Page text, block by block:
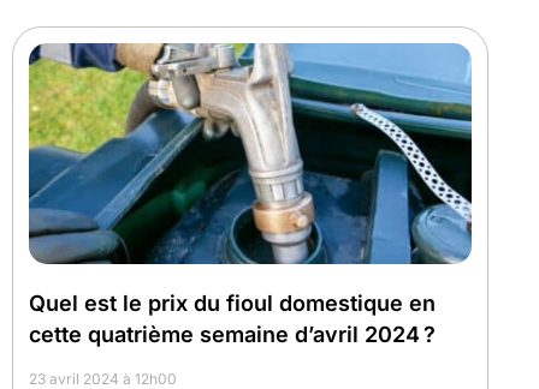
Quel est le prix du fioul domestique en
cette quatrième semaine d’avril 2024 ?
23 avril 2024 à 12h00